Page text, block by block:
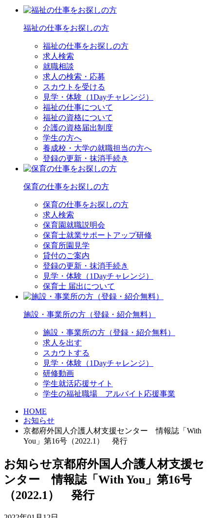
福祉の仕事をお探しの方
福祉の仕事をお探しの方
求人検索
就職相談
求人の検索・応募
スカウトを受ける
見学・体験（1Dayチャレンジ）
福祉の仕事について
福祉の資格について
介護の資格届出制度
学生の方へ
養成校・大学の就職担当の方へ
登録の更新・抹消手続き
保育の仕事をお探しの方
保育の仕事をお探しの方
求人検索
保育園就職説明会
保育士就業サポートアップ研修
保育所園見学
貸付のご案内
登録の更新・抹消手続き
見学・体験（1Dayチャレンジ）
保育士 届出について
施設・事業所の方（登録・紹介無料）
施設・事業所の方（登録・紹介無料）
求人を出す
スカウトする
見学・体験（1Dayチャレンジ）
研修動画
学生就活応援サイト
学生の福祉職場 アルバイト応援事業
HOME
お知らせ
京都府外国人介護人材支援センター 情報誌「With
You」第16号（2022.1） 発行
お知らせ京都府外国人介護人材支援セ
ンター 情報誌「With You」第16号
（2022.1） 発行